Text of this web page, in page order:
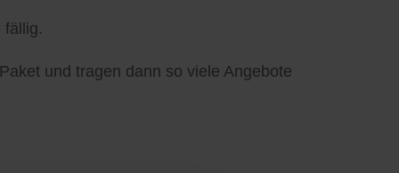
fällig.
und tragen dann so viele Angebote